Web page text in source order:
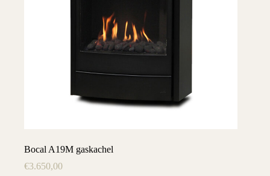
Bocal A19M gaskachel
€3.650,00